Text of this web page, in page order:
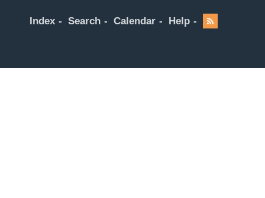
Index Search Calendar Help